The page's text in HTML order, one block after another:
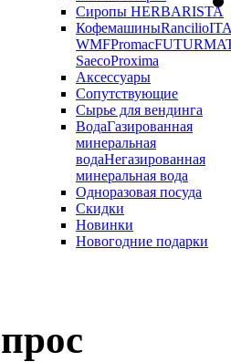
Сиропы HERBARISTA
КофемашиныRancilio
WMFPromac
SaecoProxima
Аксессуары
Сопутствующие
Сырье для вендинга
ВодаГазированная
минеральная
водаНегазированная
минеральная вода
Одноразовая посуда
Скидки
Новинки
Новогодние подарки